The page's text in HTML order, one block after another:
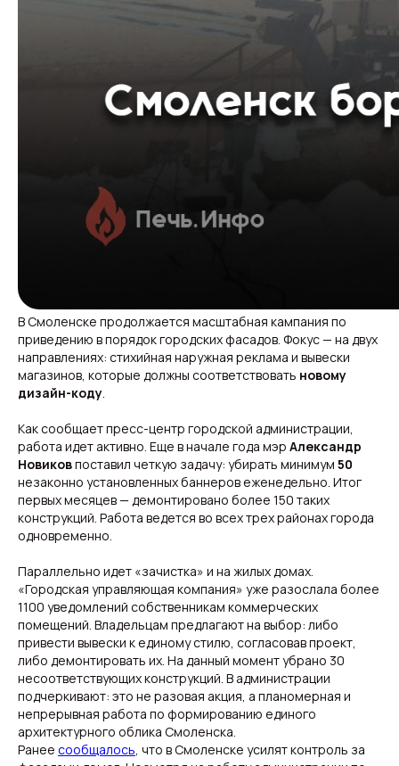
В Смоленске продолжается масштабная кампания по
приведению в порядок городских фасадов. Фокус — на двух
направлениях: стихийная наружная реклама и вывески
магазинов, которые должны соответствовать новому
дизайн-коду.
Как сообщает пресс-центр городской администрации,
работа идет активно. Еще в начале года мэр Александр
Новиковпоставил четкую задачу: убирать минимум 50
незаконно установленных баннеров еженедельно. Итог
первых месяцев — демонтировано более 150 таких
конструкций. Работа ведется во всех трех районах города
одновременно.
Параллельно идет «зачистка» и на жилых домах.
«Городская управляющая компания» уже разослала более
1100 уведомлений собственникам коммерческих
помещений. Владельцам предлагают на выбор: либо
привести вывески к единому стилю, согласовав проект,
либо демонтировать их. На данный момент убрано 30
несоответствующих конструкций. В администрации
подчеркивают: это не разовая акция, а планомерная и
непрерывная работа по формированию единого
архитектурного облика Смоленска.
Ранее сообщалось, что в Смоленске усилят контроль за
Свежие новости с жару — честно и по делу!
Новости
Происшествия
Общество
Экономика
Жизнь
Политика
Смоленск
Россия
Мир
Окружные вести